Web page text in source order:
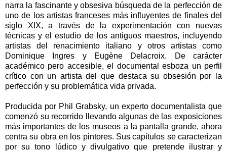
narra la fascinante y obsesiva búsqueda de la perfección de
uno de los artistas franceses más influyentes de finales del
siglo XIX, a través de la experimentación con nuevas
técnicas y el estudio de los antiguos maestros, incluyendo
artistas del renacimiento italiano y otros artistas como
Dominique Ingres y Eugène Delacroix. De carácter
académico pero accesible, el documental esboza un perfil
crítico con un artista del que destaca su obsesión por la
perfección y su problemática vida privada.
Producida por Phil Grabsky, un experto documentalista que
comenzó su recorrido llevando algunas de las exposiciones
más importantes de los museos a la pantalla grande, ahora
centra su obra en los pintores. Sus capítulos se caracterizan
por su tono lúdico y divulgativo que pretende ilustrar y